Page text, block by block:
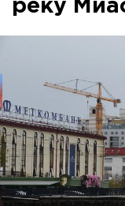
реку